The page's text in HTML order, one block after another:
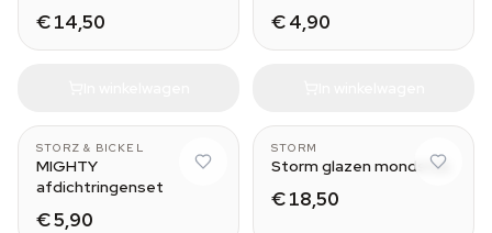
€ 14,50 € 4,90
STORZ & BICKEL
MIGHTY
afdichtringenset
€ 5,90
STORM
Storm glazen mondstuk
€ 18,50